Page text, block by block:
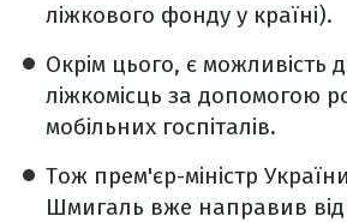
ліжкового фонду у країні).
Окрім цього, є можливість
ліжкомісць за допомогою
мобільних госпіталів.
Тож прем'єр-міністр
Шмигаль вже направив